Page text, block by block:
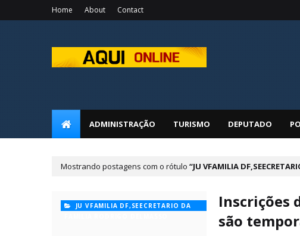
Home About Contact
ADMINISTRAÇÃO TURISMO DEPUTADO
Mostrando postagens com o rótulo JU VFAMILIA
JU VFAMILIA DF,SEECRETARIO DA
Inscrições
são